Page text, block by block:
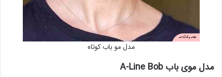
مدل مو باب کوتاه
مدل موی باب A-Line Bob